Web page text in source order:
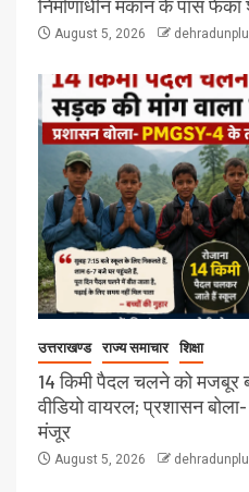
निर्माणाधीन मकान के पास
August 5, 2026
उत्तराखण्ड राज्य समाचार शिक्षा
14 किमी पैदल चलने को मजबूर
वीडियो वायरल; प्रशासन
मंजूर
August 5, 2026